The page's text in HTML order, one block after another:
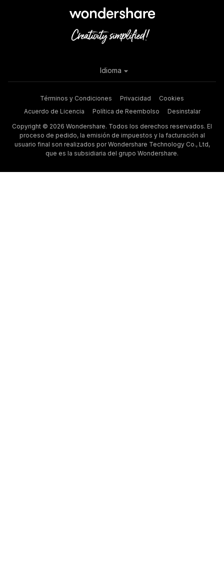
Términos y Condiciones Privacidad
Cookies
Acuerdo de Licencia
Política de Reembolso
Desinstalar
Copyright © 2026 Wondershare. Todos los derechos reservados. El
proceso de pedido, la emisión de impuestos y la facturación al
usuario final son realizados por Wondershare Technology Co., Ltd,
que es la subsidiaria del grupo Wondershare.
Idioma